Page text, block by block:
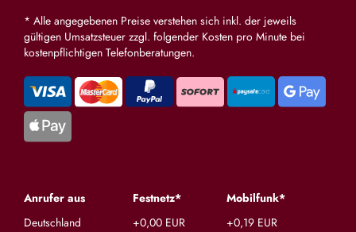
* Alle angegebenen Preise verstehen sich inkl. der jeweils
gültigen Umsatzsteuer zzgl. folgender Kosten pro Minute bei
kostenpflichtigen Telefonberatungen.
Anrufer aus Festnetz*
Mobilfunk*
Deutschland
+0,00 EUR
+0,19 EUR